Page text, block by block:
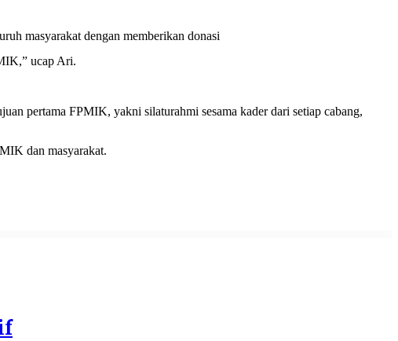
masyarakat dengan memberikan donasi
ucap Ari.
pertama FPMIK, yakni silaturahmi sesama kader dari setiap cabang,
dan masyarakat.